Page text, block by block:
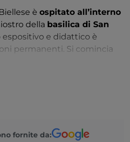
è ospitato all’interno
della basilica di San
espositivo e didattico è
permanenti. Si comincia
che mostrano il
archeologica raccoglie
fornite da: